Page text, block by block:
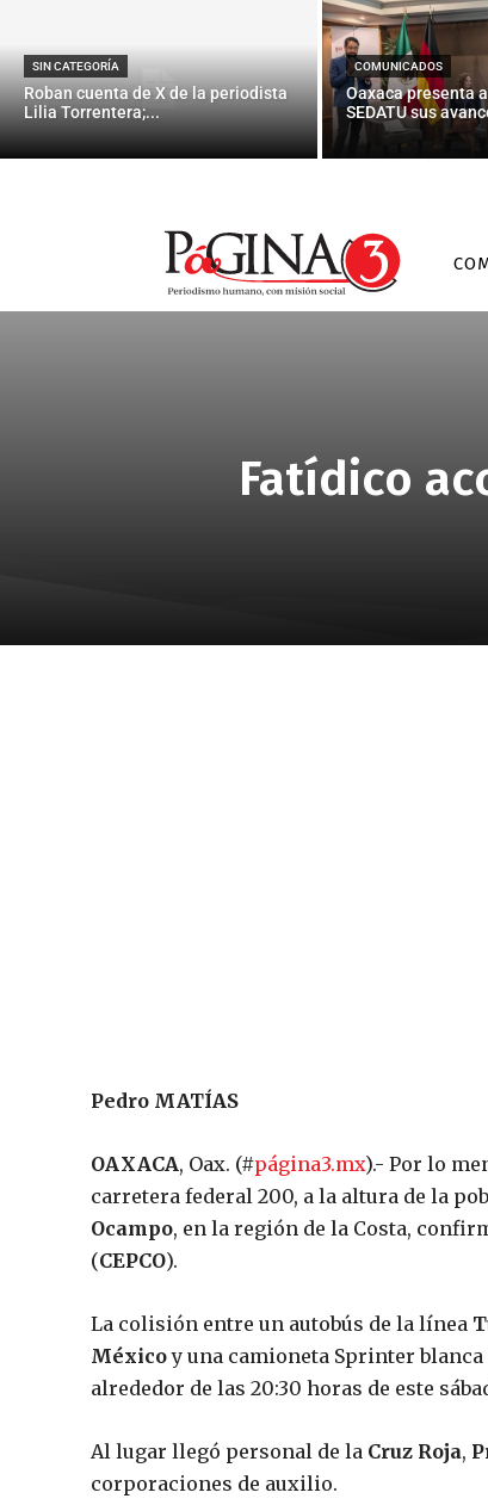
SIN CATEGORÍA
Roban cuenta de X de la periodista
Lilia Torrentera;...
COMUNICADOS
Oaxaca presenta
SEDATU sus
Fatídico
Pedro MATÍAS
OAXACA, Oax. (#página3.mx).- Por lo
carretera federal 200, a la altura de la
Ocampo, en la región de la Costa,
(CEPCO).
La colisión entre un autobús de la línea
Méxicoy una camioneta Sprinter blanca
alrededor de las 20:30 horas de este
Al lugar llegó personal de la Cruz Roja,
corporaciones de auxilio.